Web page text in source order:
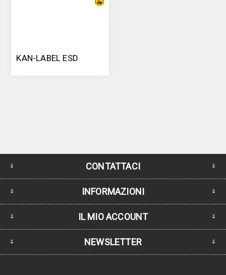
KAN-LABEL ESD
CONTATTACI
INFORMAZIONI
IL MIO ACCOUNT
NEWSLETTER